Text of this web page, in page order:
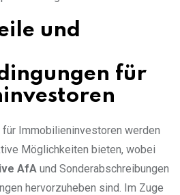
und
für
Immobilieninvestoren werden
Möglichkeiten bieten, wobei
AfA und Sonderabschreibungen
hervorzuheben sind. Im Zuge